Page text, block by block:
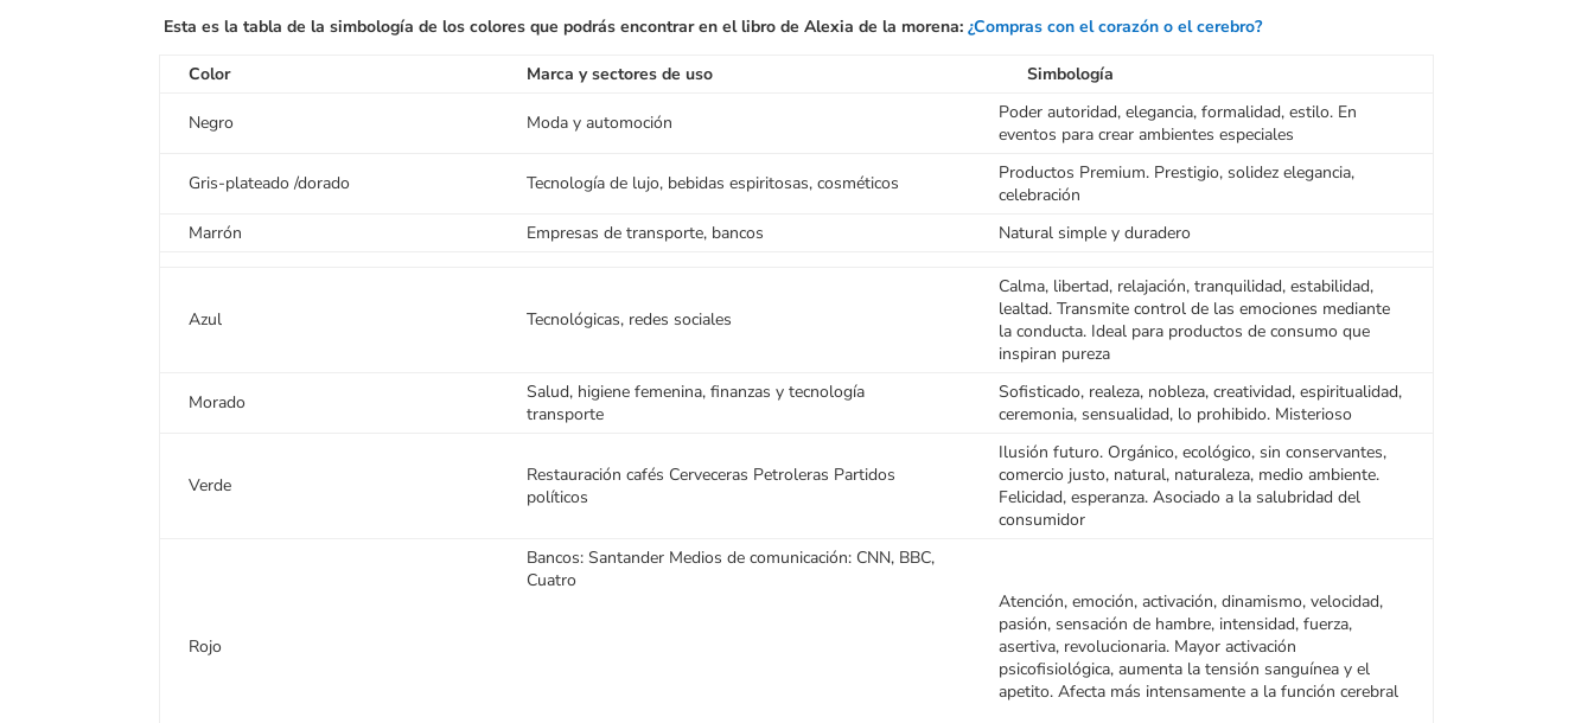
Esta es la tabla de la simbología de los colores que podrás encontrar en el libro de Alexia de la morena:¿Compras con el corazón o el cerebro?
Color Marca y sectores de uso Simbología
Negro Moda y automoción
Poder autoridad, elegancia, formalidad, estilo. En
eventos para crear ambientes especiales
Gris-plateado /dorado Tecnología de lujo, bebidas espiritosas, cosméticos
Productos Premium. Prestigio, solidez elegancia,
celebración
Marrón
Empresas de transporte, bancos Natural simple y duradero
Azul Tecnológicas, redes sociales
Calma, libertad, relajación, tranquilidad, estabilidad,
lealtad. Transmite control de las emociones mediante
la conducta. Ideal para productos de consumo que
inspiran pureza
Morado
Salud, higiene femenina, finanzas y tecnología
transporte
Sofisticado, realeza, nobleza, creatividad, espiritualidad,
ceremonia, sensualidad, lo prohibido. Misterioso
Verde
Restauración cafés Cerveceras Petroleras Partidos
políticos
Ilusión futuro. Orgánico, ecológico, sin conservantes,
comercio justo, natural, naturaleza, medio ambiente.
Felicidad, esperanza. Asociado a la salubridad del
consumidor
Rojo
Bancos: Santander Medios de comunicación: CNN, BBC,
Cuatro
Atención, emoción, activación, dinamismo, velocidad,
pasión, sensación de hambre, intensidad, fuerza,
asertiva, revolucionaria. Mayor activación
psicofisiológica, aumenta la tensión sanguínea y el
apetito. Afecta más intensamente a la función cerebral